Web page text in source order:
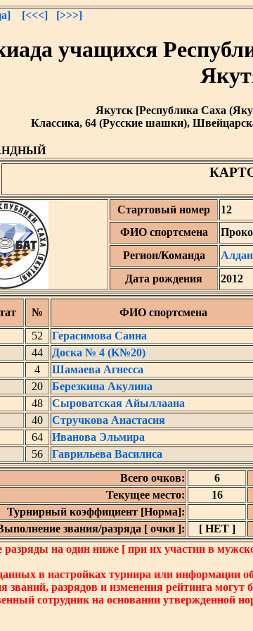
[<<<] [>>>]
учащихся
Якутск [Республика Саха
Классика, 64 (Русские шашки),
Стартовый номер 12
ФИО спортсмена
Регион/Команда
Дата рождения
2012
№ ФИО спортсмена
52 Герасимова Саина
44 Доска № 4 (K№20)
4 Шамаева Агнесса
20 Березкина Акулина
48 Сыроватская Айыллаана
40 Стручкова Анастасия
64 Иванова Эльмира
56 Гаврильева Василиса
Всего очков:
6
Текущее место:
16
Турнирный коэффициент [Норма]:
звания/разряда [ очки ]:
[ НЕТ ]
на один ниже [ при их участии в
в настройках турнира или информации
званий, разрядов и изменения рейтинга
сотрудник на основании утвержденной